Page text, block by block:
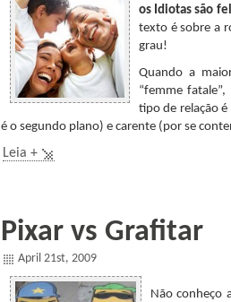
os Idiotas são
texto é sobre a
grau!
Quando a
“femme
tipo de relação
é o segundo plano) e carente (por se
Leia +
Pixar vs Grafitar
April 21st, 2009
Não conheço